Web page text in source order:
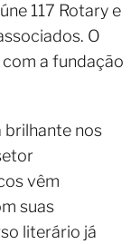
117 Rotary e
O
a fundação
brilhante nos
vêm
suas
literário já